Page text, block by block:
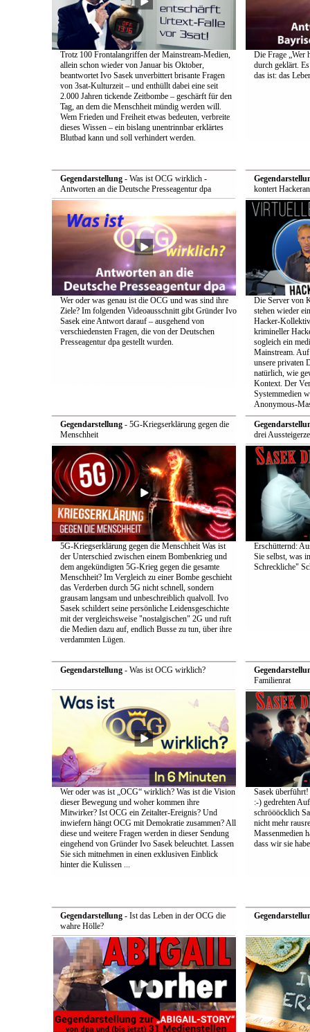
Trotz 100 Frontalangriffen der Mainstream-Medien,
allein schon wieder von Januar bis Oktober,
beantwortet Ivo Sasek unverbittert brisante Fragen
von 3sat-Kulturzeit – und enthüllt dabei eine seit
2.000 Jahren tickende Zeitbombe – geschärft für den
Tag, an dem die Menschheit mündig werden will.
Wem Frieden und Freiheit etwas bedeuten, verbreite
dieses Wissen – ein bislang unentrinnbar erklärtes
Blutbad kann und soll verhindert werden.
Die Frage „Wer
durch geklärt.
das ist: das
Gegendarstellung- Was ist OCG wirklich -
Antworten an die Deutsche Presseagentur dpa
Wer oder was genau ist die OCG und was sind ihre
Ziele? Im folgenden Videoausschnitt gibt Gründer Ivo
Sasek eine Antwort darauf – ausgehend von
verschiedensten Fragen, die von der Deutschen
Presseagentur dpa gestellt wurden.
kontert
Die Server von
stehen wieder
Hacker-
krimineller
sogleich ein
Mainstream. Auf
unsere privaten
natürlich, wie
Kontext. Der
Systemmedien
Anonymous-
Gegendarstellung- 5G-Kriegserklärung gegen die
Menschheit
5G-Kriegserklärung gegen die Menschheit Was ist
der Unterschied zwischen einem Bombenkrieg und
dem angekündigten 5G-Krieg gegen die gesamte
Menschheit? Im Vergleich zu einer Bombe geschieht
das Verderben durch 5G nicht schnell, sondern
grausam langsam und unbeschreiblich qualvoll. Ivo
Sasek schildert seine persönliche Leidensgeschichte
mit der vergleichsweise "nostalgischen" 2G und ruft
die Medien dazu auf, endlich Busse zu tun, über ihre
verdammten Lügen.
drei
Erschütternd:
Sie selbst, was
Schreckliche"
Gegendarstellung- Was ist OCG wirklich?
Wer oder was ist „OCG“ wirklich? Was ist die Vision
dieser Bewegung und woher kommen ihre
Mitwirker? Ist OCG ein Zeitalter-Ereignis? Und
inwiefern hängt OCG mit Demokratie zusammen? All
diese und weitere Fragen werden in dieser Sendung
eingehend von Gründer Ivo Sasek beleuchtet. Lassen
Sie sich mitnehmen in einen exklusiven Einblick
hinter die Kulissen ...
Familienrat
Sasek
:-) gedrehten
schröööcklich
nicht mehr
Massenmedien
dass wir sie
Gegendarstellung- Ist das Leben in der OCG die
wahre Hölle?